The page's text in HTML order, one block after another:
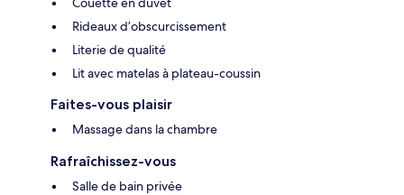
Rideaux d’obscurcissement
Literie de qualité
Lit avec matelas à plateau-coussin
Faites-vous plaisir
Massage dans la chambre
Rafraîchissez-vous
Salle de bain privée